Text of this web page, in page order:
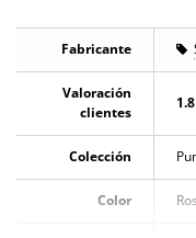
Fabricante
Valoración
clientes
1.8
Colección
Color